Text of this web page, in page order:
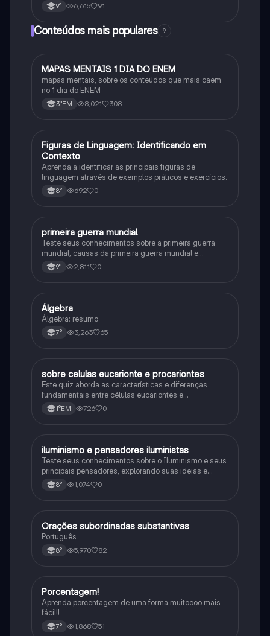
9° 6,615 91
Conteúdos mais populares 9
Português
MAPAS MENTAIS 1 DIA DO ENEM
mapas mentais, sobre os conteúdos que mais caem
no 1 dia do ENEM
3°EM 8,021 308
FPortuguês
Figuras de Linguagem: Identificando em
Contexto
Aprenda a identificar as principais figuras de
linguagem através de exemplos práticos e exercícios.
8° 692 0
História
primeira guerra mundial
Teste seus conhecimentos sobre a primeira guerra
mundial, causas da primeira guerra mundial e
consequências da Primeira Guerra Mundial, fases da
primeira guerra mundial
9° 2,811 0
Matematica
Álgebra
Álgebra: resumo
7° 3,263 65
Biologia
sobre celulas eucarionte e procariontes
Este quiz aborda as características e diferenças
fundamentais entre células eucariontes e
procariontes.
1°EM 726 0
História
iluminismo e pensadores iluministas
Teste seus conhecimentos sobre o Iluminismo e seus
principais pensadores, explorando suas ideias e
impacto histórico.
8° 1,074 0
Português
Orações subordinadas substantivas
Português
8° 5,970 82
Matematica
Porcentagem!
Aprenda porcentagem de uma forma muitoooo mais
fácil!!
7° 1,868 51